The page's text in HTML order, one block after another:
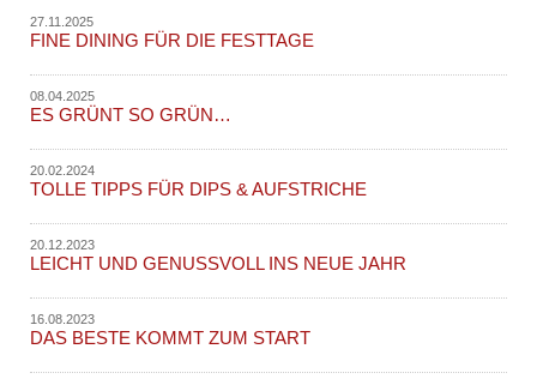
27.11.2025
FINE DINING FÜR DIE FESTTAGE
08.04.2025
ES GRÜNT SO GRÜN…
20.02.2024
TOLLE TIPPS FÜR DIPS & AUFSTRICHE
20.12.2023
LEICHT UND GENUSSVOLL INS NEUE JAHR
16.08.2023
DAS BESTE KOMMT ZUM START